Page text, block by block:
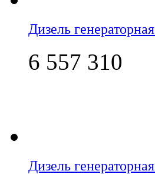
Дизель
6 557 310
Дизель